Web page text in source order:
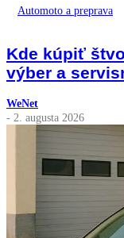
Automoto a preprava
Kde kúpiť
výber a
WeNet
- 2. augusta 2026